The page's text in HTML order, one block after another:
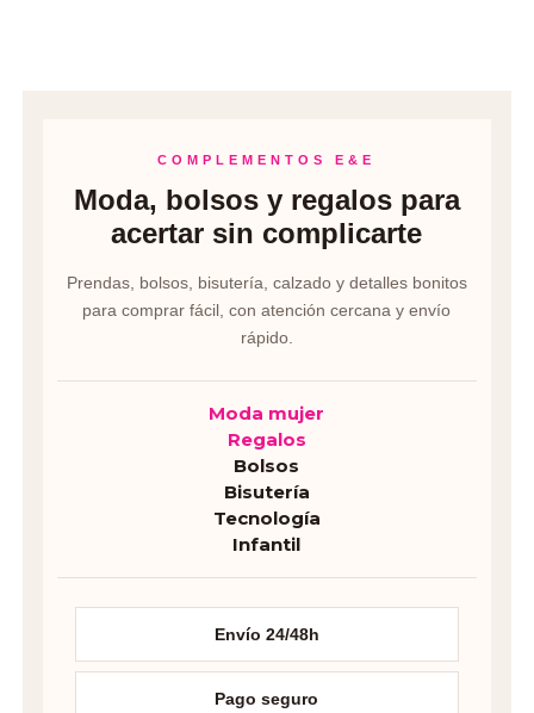
COMPLEMENTOS E&E
Moda, bolsos y regalos para
acertar sin complicarte
Prendas, bolsos, bisutería, calzado y detalles bonitos
para comprar fácil, con atención cercana y envío
rápido.
Moda mujer
Regalos
Bolsos
Bisutería
Tecnología
Infantil
Envío 24/48h
Pago seguro